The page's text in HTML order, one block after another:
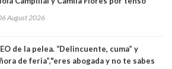
August 2026
de la pelea. “Delincuente, cuma” y
de feria”,"eres abogada y no te sabes